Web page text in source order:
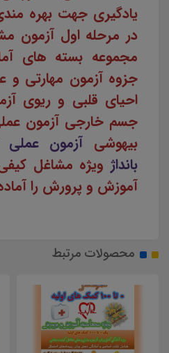
یادگیری جهت بهره
در مرحله اول آزمون
مجموعه بسته های
جزوه آزمون مهارتی و
احیای قلبی و ریوی
جسم خارجی آزمون
بیهوشی آزمون عملی
بانداژ ویژه مشاغل
آموزش و پرورش را
محصولات مرتبط